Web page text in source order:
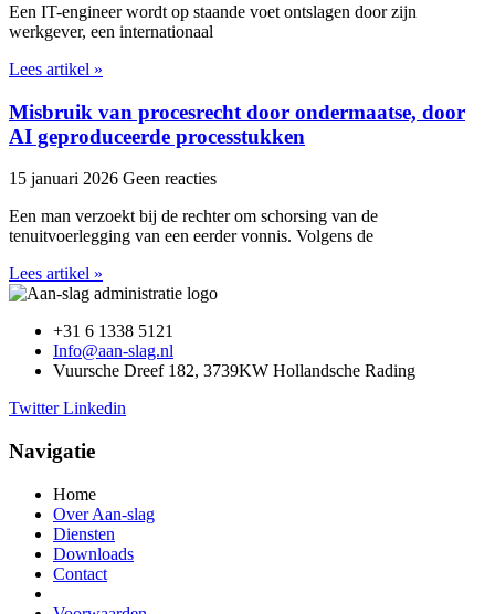
Een IT-engineer wordt op staande voet ontslagen door zijn
werkgever, een internationaal
Lees artikel »
Misbruik van procesrecht door ondermaatse, door
AI geproduceerde processtukken
15 januari 2026 Geen reacties
Een man verzoekt bij de rechter om schorsing van de
tenuitvoerlegging van een eerder vonnis. Volgens de
Lees artikel »
+31 6 1338 5121
Info@aan-slag.nl
Vuursche Dreef 182, 3739KW Hollandsche Rading
Twitter Linkedin
Navigatie
Home
Over Aan-slag
Diensten
Downloads
Contact